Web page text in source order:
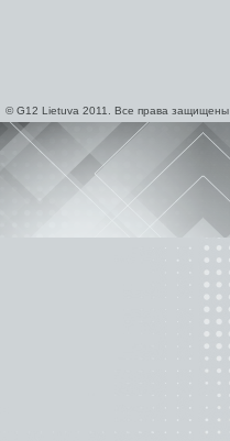
© G12 Lietuva 2011. Все права защищены